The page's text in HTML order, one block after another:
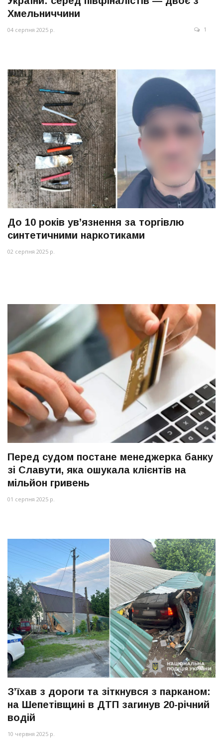
Хмельниччини
04 серпня 2025 р. 1
До 10 років ув’язнення за торгівлю
синтетичними наркотиками
02 серпня 2025 р.
Перед судом постане менеджерка банку
зі Славути, яка ошукала клієнтів на
мільйон гривень
01 серпня 2025 р.
З’їхав з дороги та зіткнувся з парканом:
на Шепетівщині в ДТП загинув 20-річний
водій
10 червня 2025 р.